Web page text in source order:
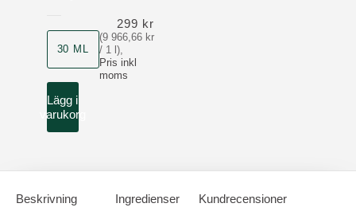
30 ML
(9 966,66 kr
/ 1 l),
Pris inkl
moms
299 kr
Lägg i
varukorg
Beskrivning Ingredienser Kundrecensioner